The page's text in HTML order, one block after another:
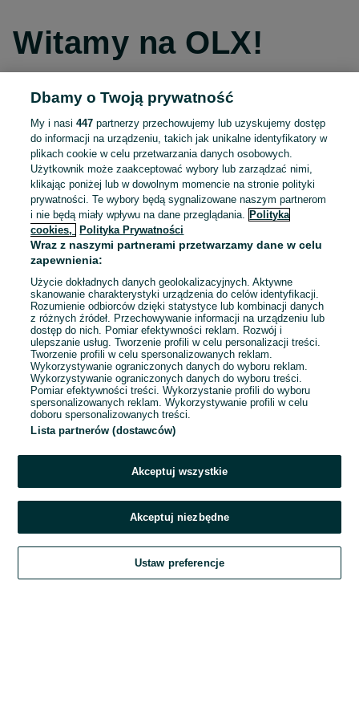
Witamy na OLX!
Kontynuuj przez Facebooka
Kontynuuj przez konto Apple
Kontynuuj przez konto Google
LUB
E-mail
Hasło
Zaloguj się
Kontynuując za pośrednictwem jednego z dostawców wskazanych powyżej,
OLX.pl w jego aktualnym brzmieniu.
Dbamy o Twoją prywatność
My i nasi447 partnerzy przechowujemy lub uzyskujemy dostęp
do informacji na urządzeniu, takich jak unikalne identyfikatory w
plikach cookie w celu przetwarzania danych osobowych.
Użytkownik może zaakceptować wybory lub zarządzać nimi,
klikając poniżej lub w dowolnym momencie na stronie polityki
prywatności. Te wybory będą sygnalizowane naszym partnerom
i nie będą miały wpływu na dane przeglądania.
Polityka
cookies,
Polityka Prywatności
Wraz z naszymi partnerami przetwarzamy dane w celu
zapewnienia:
Użycie dokładnych danych geolokalizacyjnych. Aktywne
skanowanie charakterystyki urządzenia do celów identyfikacji.
Rozumienie odbiorców dzięki statystyce lub kombinacji danych
z różnych źródeł. Przechowywanie informacji na urządzeniu lub
dostęp do nich. Pomiar efektywności reklam. Rozwój i
ulepszanie usług. Tworzenie profili w celu personalizacji treści.
Tworzenie profili w celu spersonalizowanych reklam.
Wykorzystywanie ograniczonych danych do wyboru reklam.
Wykorzystywanie ograniczonych danych do wyboru treści.
Pomiar efektywności treści. Wykorzystanie profili do wyboru
spersonalizowanych reklam. Wykorzystywanie profili w celu
doboru spersonalizowanych treści.
Lista partnerów (dostawców)
Akceptuj wszystkie
Akceptuj niezbędne
Ustaw preferencje